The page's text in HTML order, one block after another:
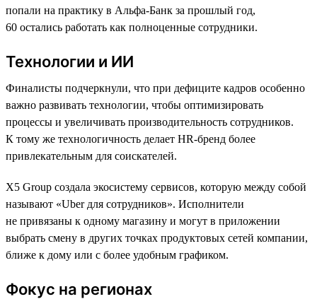
попали на практику в Альфа-Банк за прошлый год,
60 остались работать как полноценные сотрудники.
Технологии и ИИ
Финалисты подчеркнули, что при дефиците кадров особенно
важно развивать технологии, чтобы оптимизировать
процессы и увеличивать производительность сотрудников.
К тому же технологичность делает HR-бренд более
привлекательным для соискателей.
X5 Group создала экосистему сервисов, которую между собой
называют «Uber для сотрудников». Исполнители
не привязаны к одному магазину и могут в приложении
выбрать смену в других точках продуктовых сетей компании,
ближе к дому или с более удобным графиком.
Фокус на регионах